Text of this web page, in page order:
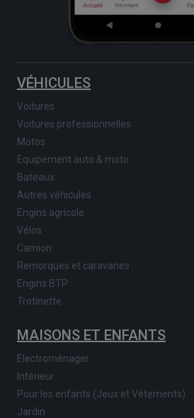
VÉHICULES
Voitures
Voitures professionnelles
Motos
Equipement auto & moto
Bateaux
Autres véhicules
Engins agricole
Vélos
Camion
Remorques et caravanes
Engins BTP
Trotinette
MAISONS ET ENFANTS
Electroménager
Intérieur
Pour les enfants (Jeux et Vêtements)
Jardin